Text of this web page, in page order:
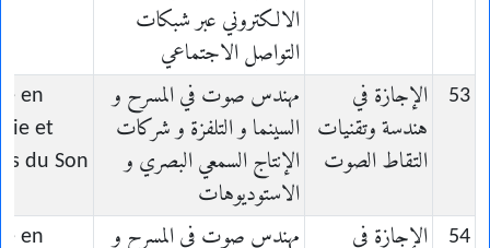
الالكتروني عبر شبكات
التواصل الاجتماعي
53
الإجازة في
هندسة وتقنيات
التقاط الصوت
مهندس صوت في المسرح و
السينما و التلفزة و شركات
الإنتاج السمعي البصري و
الاستوديوهات
en
et
du Son
54
الإجازة في
مهندس صوت في المسرح و
en